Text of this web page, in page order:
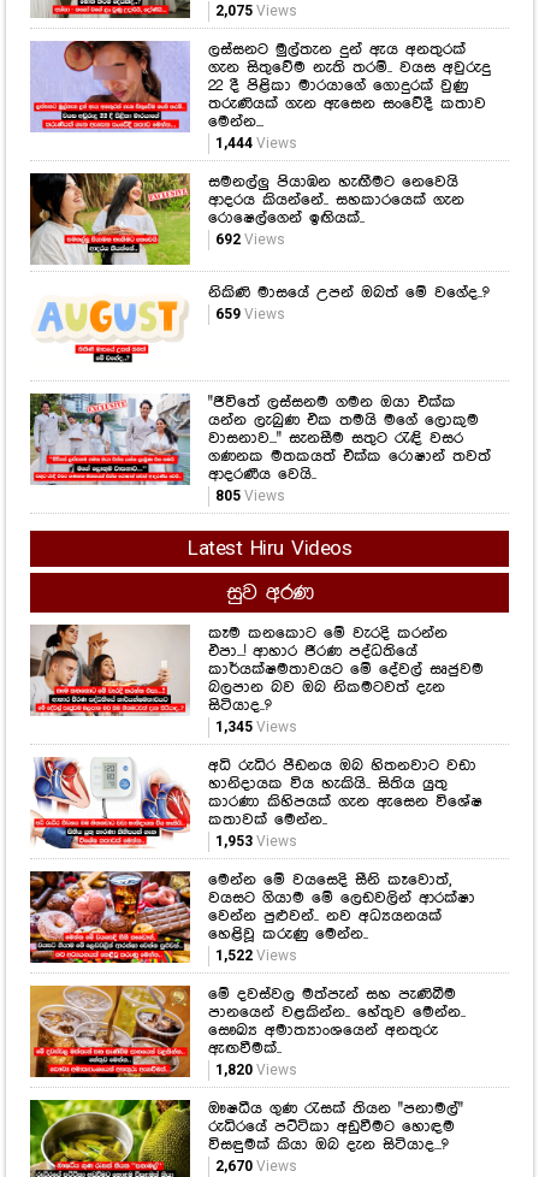
2,075Views
ලස්සනට මුල්තැන දුන් ඇය අනතුරක්
ගැන සිතුවේම නැති තරම්.. වයස අවුරුදු
22 දී පිළිකා මාරයාගේ ගොදුරක් වුණු
තරුණියක් ගැන ඇසෙන සංවේදී කතාව
මෙන්න...
1,444Views
සමනල්ලු පියාඹන හැඟීමට නෙවෙයි
ආදරය කියන්නේ.. සහකාරයෙක් ගැන
රොෂෙල්ගෙන් ඉඟියක්..
692Views
නිකිණි මාසයේ උපන් ඔබත් මේ වගේද..?
659Views
"ජීවිතේ ලස්සනම ගමන ඔයා එක්ක
යන්න ලැබුණ එක තමයි මගේ ලොකුම
වාසනාව..." සැනසීම සතුට රැඳි වසර
ගණනක මතකයත් එක්ක රොෂාන් තවත්
ආදරණීය වෙයි..
805Views
Latest Hiru Videos
සුව අරණ
කෑම කනකොට මේ වැරදි කරන්න
එපා...! ආහාර ජීරණ පද්ධතියේ
කාර්යක්ෂමතාවයට මේ දේවල් සෘජුවම
බලපාන බව ඔබ නිකමටවත් දැන
සිටියාද..?
1,345Views
අධි රුධිර පීඩනය ඔබ හිතනවාට වඩා
හානිදායක විය හැකියි.. සිතිය යුතු
කාරණා කිහිපයක් ගැන ඇසෙන විශේෂ
කතාවක් මෙන්න..
1,953Views
මෙන්න මේ වයසෙදි සීනි කෑවොත්,
වයසට ගියාම මේ ලෙඩවලින් ආරක්ෂා
වෙන්න පුළුවන්.. නව අධ්‍යයනයක්
හෙළිවූ කරුණු මෙන්න..
1,522Views
මේ දවස්වල මත්පැන් සහ පැණිබීම
පානයෙන් වළකින්න.. හේතුව මෙන්න..
සෞඛ්‍ය අමාත්‍යාංශයෙන් අනතුරු
ඇඟවීමක්..
1,820Views
ඖෂධීය ගුණ රැසක් තියන "පනාමල්"
රුධිරයේ පට්ටිකා අඩුවීමට හොඳම
විසඳුමක් කියා ඔබ දැන සිටියාද...?
2,670Views